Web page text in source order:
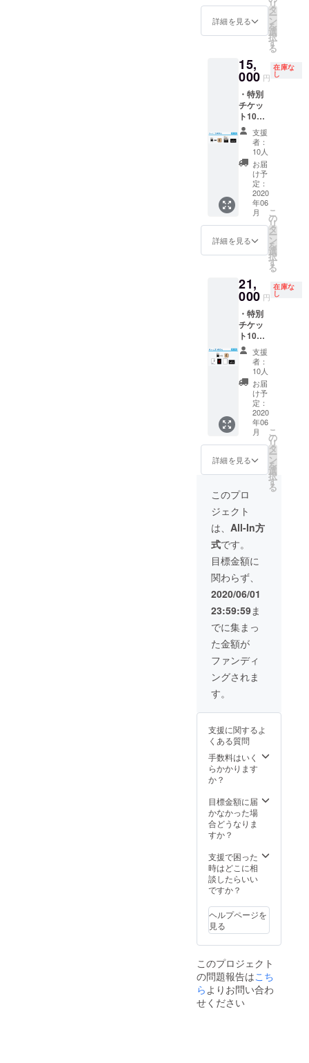
エンド
ロール
お名前
記載
同、東
京公開
以降の
掲載と
なりま
す） ※
支援
時、必
ず備考
欄にご
希望の
お名前
をご記
入くだ
さい。
※画像は
イメー
異なる
場合が
ござい
ます。
監督作
品『ほ
るも
ん』
大山監
督作品
『真夜
中の昼
下が
り』
DVD ・
ポス
ター ・
劇団チ
キン
ハート
舞台公
演DVD
4本セッ
ト (第
2回、3
回、6回
榎本桜
監督:主
演作品
『宝物
の抱き
かた』
DVD ・
劇団チ
キン
ハート
オリジ
ナルタ
オル ・
エンド
ロール
お名前
記載
京公開
掲載と
なりま
す） ※
支援
時、必
ず備考
欄にご
希望の
をご記
入くだ
さい。
※画像は
イメー
ジで
す。実
場合が
ござい
ます。
詳細を見る
リ
タ
ー
ン
を
選
択
す
る
15,
000 円
在庫な
し
・特別
チケッ
ト10枚
・映画
『いつ
くしみ
ふか
き』オ
リジナ
ルコー
スター
・ポス
ター ・
エンド
ロール
お名前
（順不
同、東
京公開
以降の
掲載と
なりま
す） ※
支援
時、必
ず備考
欄にご
希望の
お名前
をご記
入くだ
さい。
※画像は
す。実
際とは
異なる
場合が
ござい
ます。
支援
者：
10人
お届
け予
定：
2020
年06
月
詳細を見る
こ
の
リ
タ
ー
ン
を
選
択
す
る
21,
000 円
在庫な
し
・特別
チケッ
ト10枚
・映画
『いつ
くしみ
ふか
き』オ
リジナ
ルコー
スター
・大山
監督作
品『ほ
るも
ん』
DVD ・
大山監
督作品
『真夜
中の昼
下が
り』
DVD ・
榎本桜
監督:主
演作品
『宝物
の抱き
かた』
DVD ・
エンド
ロール
お名前
同、東
以降の
掲載と
なりま
す） ※
支援
ず備考
欄にご
希望の
お名前
入くだ
さい。
※画像は
イメー
す。実
際とは
異なる
場合が
ます。
支援
者：
10人
お届
け予
定：
2020
年06
月
詳細を見る
こ
の
リ
タ
ー
ン
を
選
択
す
る
このプロ
ジェクト
は、 All-In方
式です。
目標金額に
関わらず、
2020/06/01
23:59:59ま
でに集まっ
た金額が
ファンディ
ングされま
す。
支援に関するよ
くある質問
手数料はいく
らかかります
か？
目標金額に届
かなかった場
合どうなりま
すか？
支援で困った
時はどこに相
談したらいい
ですか？
ヘルプページを
見る
このプロジェクト
の問題報告はこち
らよりお問い合わ
せください